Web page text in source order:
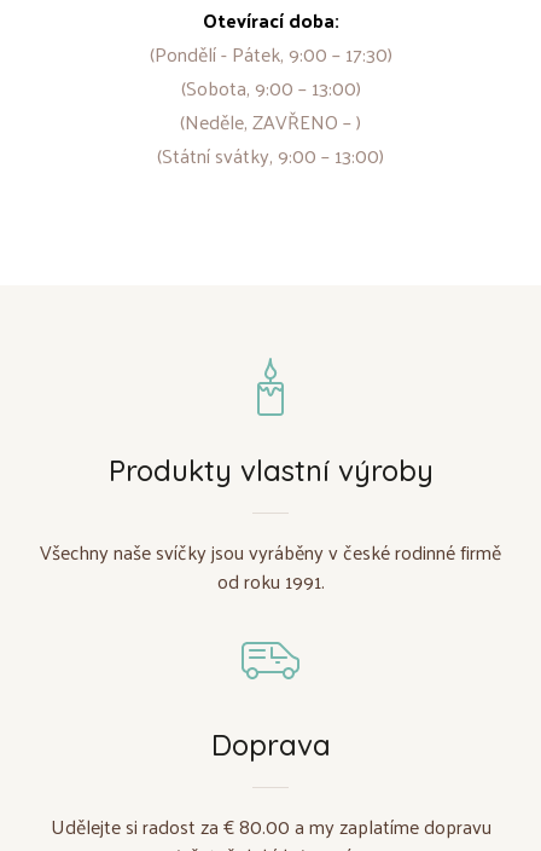
Otevírací doba:
(Pondělí - Pátek, 9:00 – 17:30)
(Sobota, 9:00 – 13:00)
(Neděle, ZAVŘENO – )
(Státní svátky, 9:00 – 13:00)
Produkty vlastní výroby
Všechny naše svíčky jsou vyráběny v české rodinné firmě
od roku 1991.
Doprava
Udělejte si radost za € 80.00 a my zaplatíme dopravu